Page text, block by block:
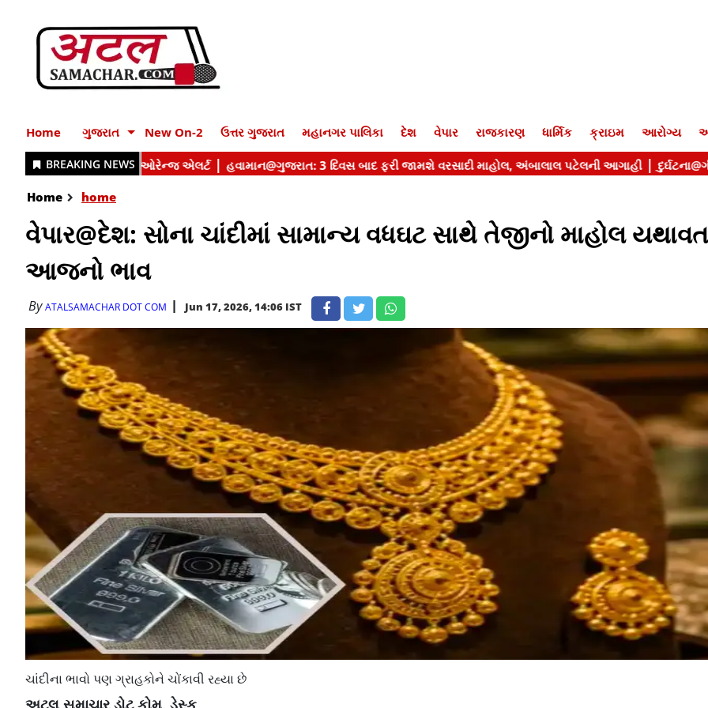
Home ગુજરાત New On-2 ઉત્તર ગુજરાત મહાનગર પાલિકા દેશ વેપાર રાજકારણ ધાર્મિક ક્રાઇમ આરોગ્ય
Home home
વેપાર@દેશ: સોના ચાંદીમાં સામાન્ય વધઘટ સાથે તેજીનો માહોલ
આજનો ભાવ
ByATALSAMACHAR DOT COM Jun 17, 2026, 14:06 IST
ચાંદીના ભાવો પણ ગ્રાહકોને ચોંકાવી રહ્યા છે
​​​​​​અટલ સમાચાર ડોટ કોમ, ડેસ્ક